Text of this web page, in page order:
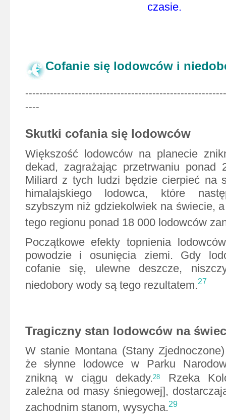
czasie.
Cofanie się lodowców i
----
Skutki cofania się lodowców
Większość lodowców na planecie
dekad, zagrażając przetrwaniu ponad
Miliard z tych ludzi będzie cierpieć na
himalajskiego lodowca, które
szybszym niż gdziekolwiek na świecie,
tego regionu ponad 18 000 lodowców
Początkowe efekty topnienia
powodzie i osunięcia ziemi. Gdy
cofanie się, ulewne deszcze,
niedobory wody są tego rezultatem.27
Tragiczny stan lodowców na
W stanie Montana (Stany
że słynne lodowce w Parku
znikną w ciągu dekady.28
Rzeka
zależna od masy śniegowej],
zachodnim stanom, wysycha.29